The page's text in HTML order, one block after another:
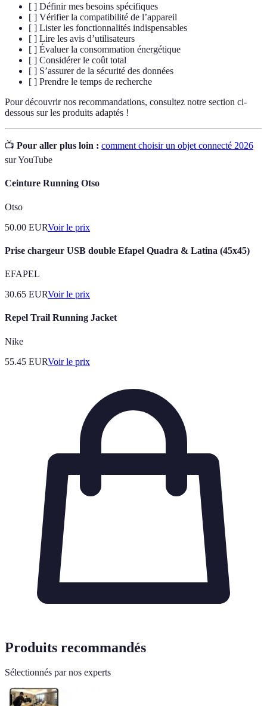
[ ] Définir mes besoins spécifiques
[ ] Vérifier la compatibilité de l’appareil
[ ] Lister les fonctionnalités indispensables
[ ] Lire les avis d’utilisateurs
[ ] Évaluer la consommation énergétique
[ ] Considérer le coût total
[ ] S’assurer de la sécurité des données
[ ] Prendre le temps de recherche
Pour découvrir nos recommandations, consultez notre section ci-
dessous sur les produits adaptés !
📺 Pour aller plus loin : comment choisir un objet connecté 2026
sur YouTube
Ceinture Running Otso
Otso
50.00 EURVoir le prix
Prise chargeur USB double Efapel Quadra & Latina (45x45)
EFAPEL
30.65 EURVoir le prix
Repel Trail Running Jacket
Nike
55.45 EURVoir le prix
Produits recommandés
Sélectionnés par nos experts